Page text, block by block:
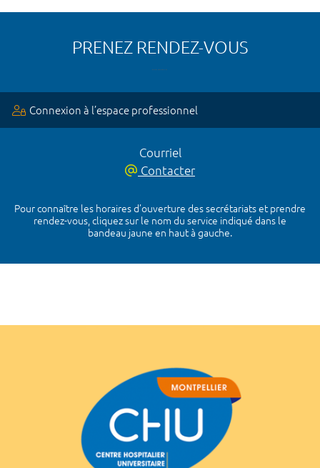
PRENEZ RENDEZ-VOUS
Connexion à l’espace professionnel
Courriel
Contacter
Pour connaître les horaires d’ouverture des secrétariats et prendre
rendez-vous, cliquez sur le nom du service indiqué dans le
bandeau jaune en haut à gauche.